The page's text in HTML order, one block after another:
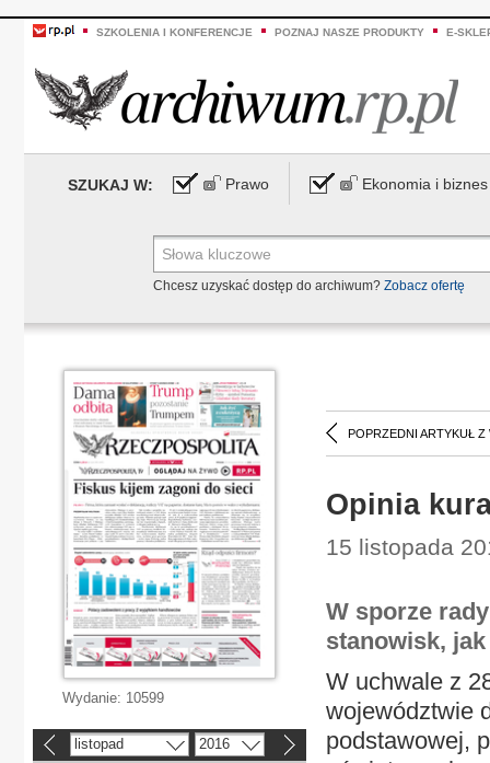
SZKOLENIA I KONFERENCJE POZNAJ NASZE PRODUKTY E-
SZUKAJ W: Prawo Ekonomia i biznes
Chcesz uzyskać dostęp do archiwum? Zobacz ofertę
POPRZEDNI ARTYKUŁ Z
Opinia
15 listopada
W sporze
stanowisk,
W uchwale z
województwie
podstawowej,
Wydanie: 10599
listopad 2016